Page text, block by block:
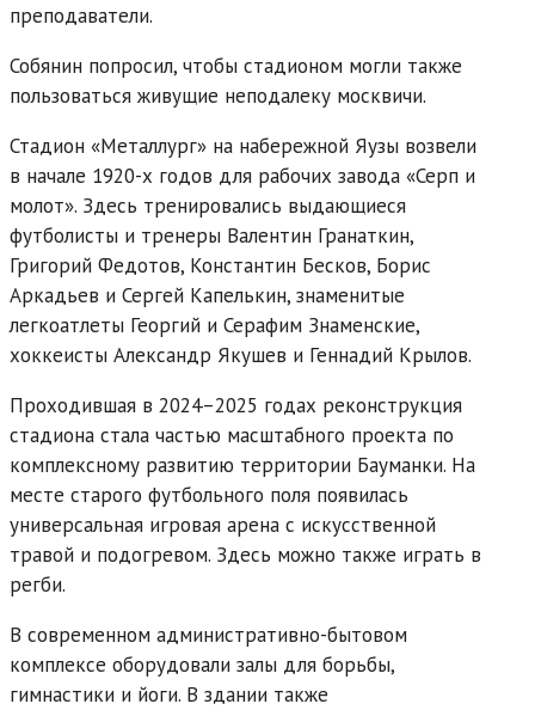
преподаватели.
Собянин попросил, чтобы стадионом могли также
пользоваться живущие неподалеку москвичи.
Стадион «Металлург» на набережной Яузы возвели
в начале 1920-х годов для рабочих завода «Серп и
молот». Здесь тренировались выдающиеся
футболисты и тренеры Валентин Гранаткин,
Григорий Федотов, Константин Бесков, Борис
Аркадьев и Сергей Капелькин, знаменитые
легкоатлеты Георгий и Серафим Знаменские,
хоккеисты Александр Якушев и Геннадий Крылов.
Проходившая в 2024–2025 годах реконструкция
стадиона стала частью масштабного проекта по
комплексному развитию территории Бауманки. На
месте старого футбольного поля появилась
универсальная игровая арена с искусственной
травой и подогревом. Здесь можно также играть в
регби.
В современном административно-бытовом
комплексе оборудовали залы для борьбы,
гимнастики и йоги. В здании также